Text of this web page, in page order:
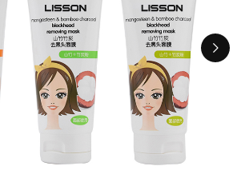
ไทย
Tiếng việt
中文